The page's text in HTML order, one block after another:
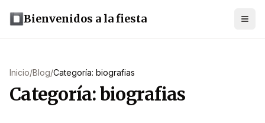
Bienvenidos a la fiesta
Inicio/Blog/Categoría: biografias
Categoría: biografias